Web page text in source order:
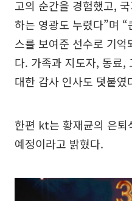
고의 순간을 경험했고,
하는 영광도 누렸다”며
스를 보여준 선수로 기
다. 가족과 지도자, 동료,
대한 감사 인사도 덧붙였
한편 kt는 황재균의 은퇴
예정이라고 밝혔다.